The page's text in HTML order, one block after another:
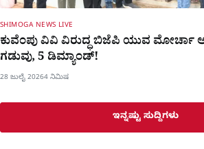
SHIMOGA NEWS LIVE
ಕುವೆಂಪು ವಿವಿ ವಿರುದ್ಧ ಬಿಜೆಪಿ ಯುವ ಮೋರ್ಚಾ
ಗಡುವು, 5 ಡಿಮ್ಯಾಂಡ್!
28 ಜುಲೈ 20264 ನಿಮಿಷ
ಇನ್ನಷ್ಟು ಸುದ್ದಿಗಳು